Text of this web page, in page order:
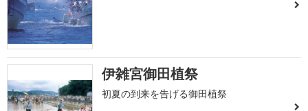
伊雑宮御田植祭
初夏の到来を告げる御田植祭